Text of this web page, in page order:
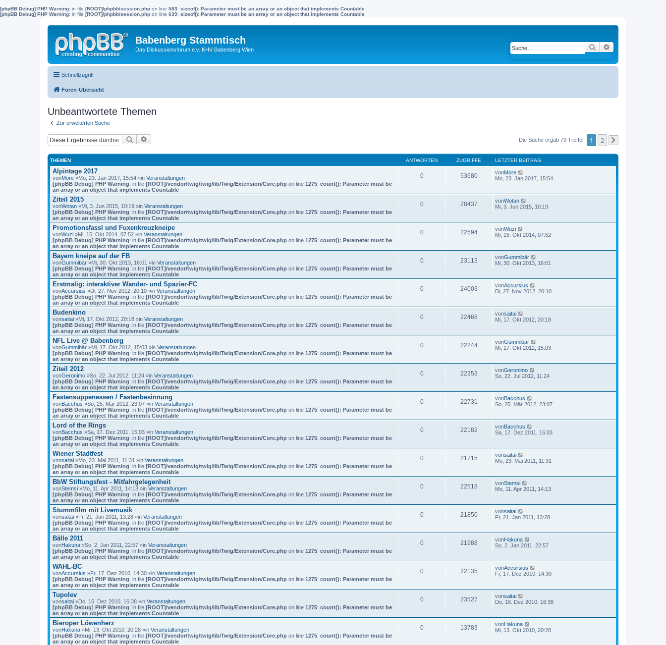
[phpBB Debug] PHP Warning: in file [ROOT]/phpbb/session.php on line 583: sizeof(): Parameter must be an array or an object that implements Countable
[phpBB Debug] PHP Warning: in file [ROOT]/phpbb/session.php on line 639: sizeof(): Parameter must be an array or an object that implements Countable
Babenberg Stammtisch
Das Diskussionsforum e.v. KHV Babenberg Wien Suche
Schnellzugriff
Foren-Übersicht
Unbeantwortete Themen
Zur erweiterten Suche
Suche Die Suche ergab 79 Treffer 1 2
THEMEN ANTWORTEN ZUGRIFFE LETZTER BEITRAG
Alpintage 2017
vonMore »Mo, 23. Jan 2017, 15:54 »in Veranstaltungen
[phpBB Debug] PHP Warning: in file [ROOT]/vendor/twig/twig/lib/Twig/Extension/Core.php on line 1275: count(): Parameter must be
an array or an object that implements Countable
0 53680 vonMore
Mo, 23. Jan 2017, 15:54
Ziteil 2015
vonWotan »Mi, 3. Jun 2015, 10:19 »in Veranstaltungen
[phpBB Debug] PHP Warning: in file [ROOT]/vendor/twig/twig/lib/Twig/Extension/Core.php on line 1275: count(): Parameter must be
an array or an object that implements Countable
0 28437 vonWotan
Mi, 3. Jun 2015, 10:19
Promotionsfassl und Fuxenkreuzkneipe
vonWuzi »Mi, 15. Okt 2014, 07:52 »in Veranstaltungen
[phpBB Debug] PHP Warning: in file [ROOT]/vendor/twig/twig/lib/Twig/Extension/Core.php on line 1275: count(): Parameter must be
an array or an object that implements Countable
0 22594 vonWuzi
Mi, 15. Okt 2014, 07:52
Bayern kneipe auf der FB
vonGummibär »Mi, 30. Okt 2013, 16:01 »in Veranstaltungen
[phpBB Debug] PHP Warning: in file [ROOT]/vendor/twig/twig/lib/Twig/Extension/Core.php on line 1275: count(): Parameter must be
an array or an object that implements Countable
0 23113 vonGummibär
Mi, 30. Okt 2013, 16:01
Erstmalig: interaktiver Wander- und Spazier-FC
vonAccursius »Di, 27. Nov 2012, 20:10 »in Veranstaltungen
[phpBB Debug] PHP Warning: in file [ROOT]/vendor/twig/twig/lib/Twig/Extension/Core.php on line 1275: count(): Parameter must be
an array or an object that implements Countable
0 24003 vonAccursius
Di, 27. Nov 2012, 20:10
Budenkino
vonsaitai »Mi, 17. Okt 2012, 20:18 »in Veranstaltungen
[phpBB Debug] PHP Warning: in file [ROOT]/vendor/twig/twig/lib/Twig/Extension/Core.php on line 1275: count(): Parameter must be
an array or an object that implements Countable
0 22468 vonsaitai
Mi, 17. Okt 2012, 20:18
NFL Live @ Babenberg
vonGummibär »Mi, 17. Okt 2012, 15:03 »in Veranstaltungen
[phpBB Debug] PHP Warning: in file [ROOT]/vendor/twig/twig/lib/Twig/Extension/Core.php on line 1275: count(): Parameter must be
an array or an object that implements Countable
0 22244 vonGummibär
Mi, 17. Okt 2012, 15:03
Ziteil 2012
vonGeronimo »So, 22. Jul 2012, 11:24 »in Veranstaltungen
[phpBB Debug] PHP Warning: in file [ROOT]/vendor/twig/twig/lib/Twig/Extension/Core.php on line 1275: count(): Parameter must be
an array or an object that implements Countable
0 22353 vonGeronimo
So, 22. Jul 2012, 11:24
Fastensuppenessen / Fastenbesinnung
vonBacchus »So, 25. Mär 2012, 23:07 »in Veranstaltungen
[phpBB Debug] PHP Warning: in file [ROOT]/vendor/twig/twig/lib/Twig/Extension/Core.php on line 1275: count(): Parameter must be
an array or an object that implements Countable
0 22731 vonBacchus
So, 25. Mär 2012, 23:07
Lord of the Rings
vonBacchus »Sa, 17. Dez 2011, 15:03 »in Veranstaltungen
[phpBB Debug] PHP Warning: in file [ROOT]/vendor/twig/twig/lib/Twig/Extension/Core.php on line 1275: count(): Parameter must be
an array or an object that implements Countable
0 22182 vonBacchus
Sa, 17. Dez 2011, 15:03
Wiener Stadtfest
vonsaitai »Mo, 23. Mai 2011, 11:31 »in Veranstaltungen
[phpBB Debug] PHP Warning: in file [ROOT]/vendor/twig/twig/lib/Twig/Extension/Core.php on line 1275: count(): Parameter must be
an array or an object that implements Countable
0 21715 vonsaitai
Mo, 23. Mai 2011, 11:31
BbW Stiftungsfest - Mitfahrgelegenheit
vonStemsi »Mo, 11. Apr 2011, 14:13 »in Veranstaltungen
[phpBB Debug] PHP Warning: in file [ROOT]/vendor/twig/twig/lib/Twig/Extension/Core.php on line 1275: count(): Parameter must be
an array or an object that implements Countable
0 22518 vonStemsi
Mo, 11. Apr 2011, 14:13
Stummfilm mit Livemusik
vonsaitai »Fr, 21. Jan 2011, 13:28 »in Veranstaltungen
[phpBB Debug] PHP Warning: in file [ROOT]/vendor/twig/twig/lib/Twig/Extension/Core.php on line 1275: count(): Parameter must be
an array or an object that implements Countable
0 21850 vonsaitai
Fr, 21. Jan 2011, 13:28
Bälle 2011
vonHakuna »So, 2. Jan 2011, 22:57 »in Veranstaltungen
[phpBB Debug] PHP Warning: in file [ROOT]/vendor/twig/twig/lib/Twig/Extension/Core.php on line 1275: count(): Parameter must be
an array or an object that implements Countable
0 21988 vonHakuna
So, 2. Jan 2011, 22:57
WAHL-BC
vonAccursius »Fr, 17. Dez 2010, 14:30 »in Veranstaltungen
[phpBB Debug] PHP Warning: in file [ROOT]/vendor/twig/twig/lib/Twig/Extension/Core.php on line 1275: count(): Parameter must be
an array or an object that implements Countable
0 22135 vonAccursius
Fr, 17. Dez 2010, 14:30
Tupolev
vonsaitai »Do, 16. Dez 2010, 16:38 »in Veranstaltungen
[phpBB Debug] PHP Warning: in file [ROOT]/vendor/twig/twig/lib/Twig/Extension/Core.php on line 1275: count(): Parameter must be
an array or an object that implements Countable
0 23527 vonsaitai
Do, 16. Dez 2010, 16:38
Bieroper Löwenherz
vonHakuna »Mi, 13. Okt 2010, 20:28 »in Veranstaltungen
[phpBB Debug] PHP Warning: in file [ROOT]/vendor/twig/twig/lib/Twig/Extension/Core.php on line 1275: count(): Parameter must be
an array or an object that implements Countable
0 13783 vonHakuna
Mi, 13. Okt 2010, 20:28